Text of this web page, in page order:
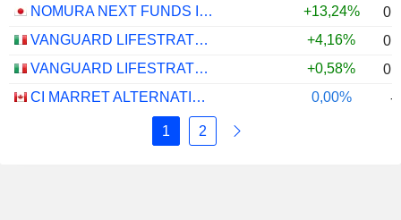
NOMURA NEXT FUNDS INTERNATIONAL EQUITY MSCI-KOKUSAI (UNHEDGED) ETF - JPY +13,24%
VANGUARD LIFESTRATEGY 40% EQUITY UCITS ETF - DISTRIBUTING - EUR
+4,16%
VANGUARD LIFESTRATEGY 20% EQUITY UCITS ETF - DISTRIBUTING - EUR
+0,58%
CI MARRET ALTERNATIVE ABSOLUTE RETURN BOND ETF - CAD
0,00% -
1 2